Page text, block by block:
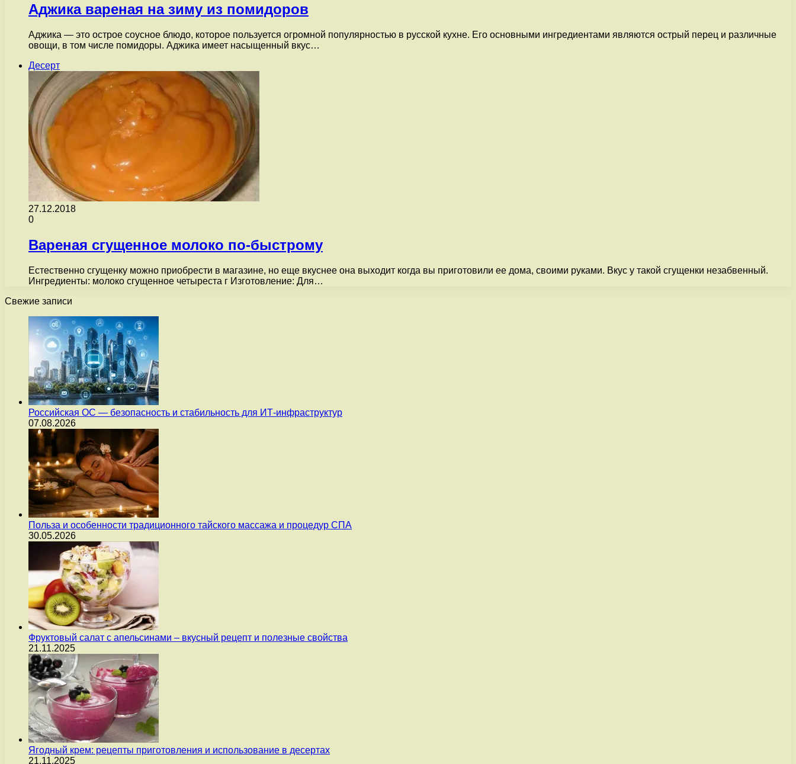
Аджика вареная на зиму из помидоров
Аджика — это острое соусное блюдо, которое пользуется огромной популярностью в русской кухне. Его основными ингредиентами являются острый перец и различные
овощи, в том числе помидоры. Аджика имеет насыщенный вкус…
Десерт
27.12.2018
0
Вареная сгущенное молоко по-быстрому
Естественно сгущенку можно приобрести в магазине, но еще вкуснее она выходит когда вы приготовили ее дома, своими руками. Вкус у такой сгущенки незабвенный.
Ингредиенты: молоко сгущенное четыреста г Изготовление: Для…
Свежие записи
Российская ОС — безопасность и стабильность для ИТ-инфраструктур
07.08.2026
Польза и особенности традиционного тайского массажа и процедур СПА
30.05.2026
Фруктовый салат с апельсинами – вкусный рецепт и полезные свойства
21.11.2025
Ягодный крем: рецепты приготовления и использование в десертах
21.11.2025